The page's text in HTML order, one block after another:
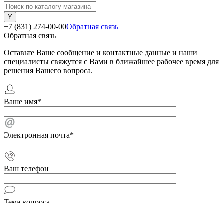
+7 (831) 274-00-00Обратная связь
Обратная связь
Оставьте Ваше сообщение и контактные данные и наши
специалисты свяжутся с Вами в ближайшее рабочее время для
решения Вашего вопроса.
Ваше имя*
Электронная почта*
Ваш телефон